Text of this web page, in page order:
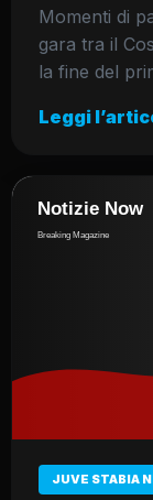
Momenti di
gara tra il
la fine del
Leggi
JUVE STABIA